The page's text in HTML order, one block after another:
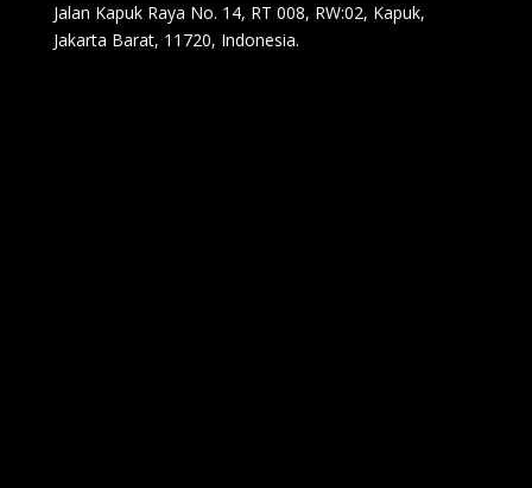
Jalan Kapuk Raya No. 14, RT 008, RW:02, Kapuk,
Jakarta Barat, 11720, Indonesia.